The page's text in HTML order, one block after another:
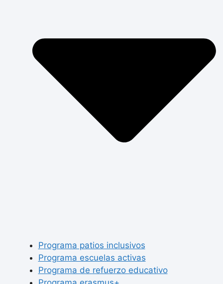
Programa patios inclusivos
Programa escuelas activas
Programa de refuerzo educativo